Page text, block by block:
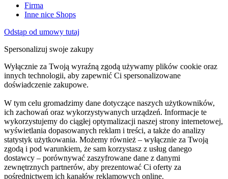
Firma
Inne nice Shops
Odstąp od umowy tutaj
Spersonalizuj swoje zakupy
Wyłącznie za Twoją wyraźną zgodą używamy plików cookie oraz
innych technologii, aby zapewnić Ci spersonalizowane
doświadczenie zakupowe.
W tym celu gromadzimy dane dotyczące naszych użytkowników,
ich zachowań oraz wykorzystywanych urządzeń. Informacje te
wykorzystujemy do ciągłej optymalizacji naszej strony internetowej,
wyświetlania dopasowanych reklam i treści, a także do analizy
statystyk użytkowania. Możemy również – wyłącznie za Twoją
zgodą i pod warunkiem, że sam korzystasz z usług danego
dostawcy – porównywać zaszyfrowane dane z danymi
zewnętrznych partnerów, aby prezentować Ci oferty za
pośrednictwem ich kanałów reklamowych online.